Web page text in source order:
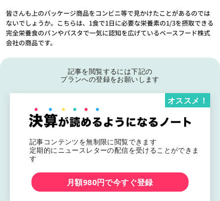
皆さんも上のパッケージ商品をコンビニ等で見かけたことがあるのでは
ないでしょうか。こちらは、1食で1日に必要な栄養素の1/3を摂取できる
完全栄養食のパンやパスタで一気に認知を広げているベースフード株式
会社の商品です。
記事を閲覧するには下記の
プランへの登録をお願いします
記事コンテンツを無制限に閲覧できます
定期的にニュースレターの配信を受けることができま
す
オススメ！
月額980円で今すぐ登録